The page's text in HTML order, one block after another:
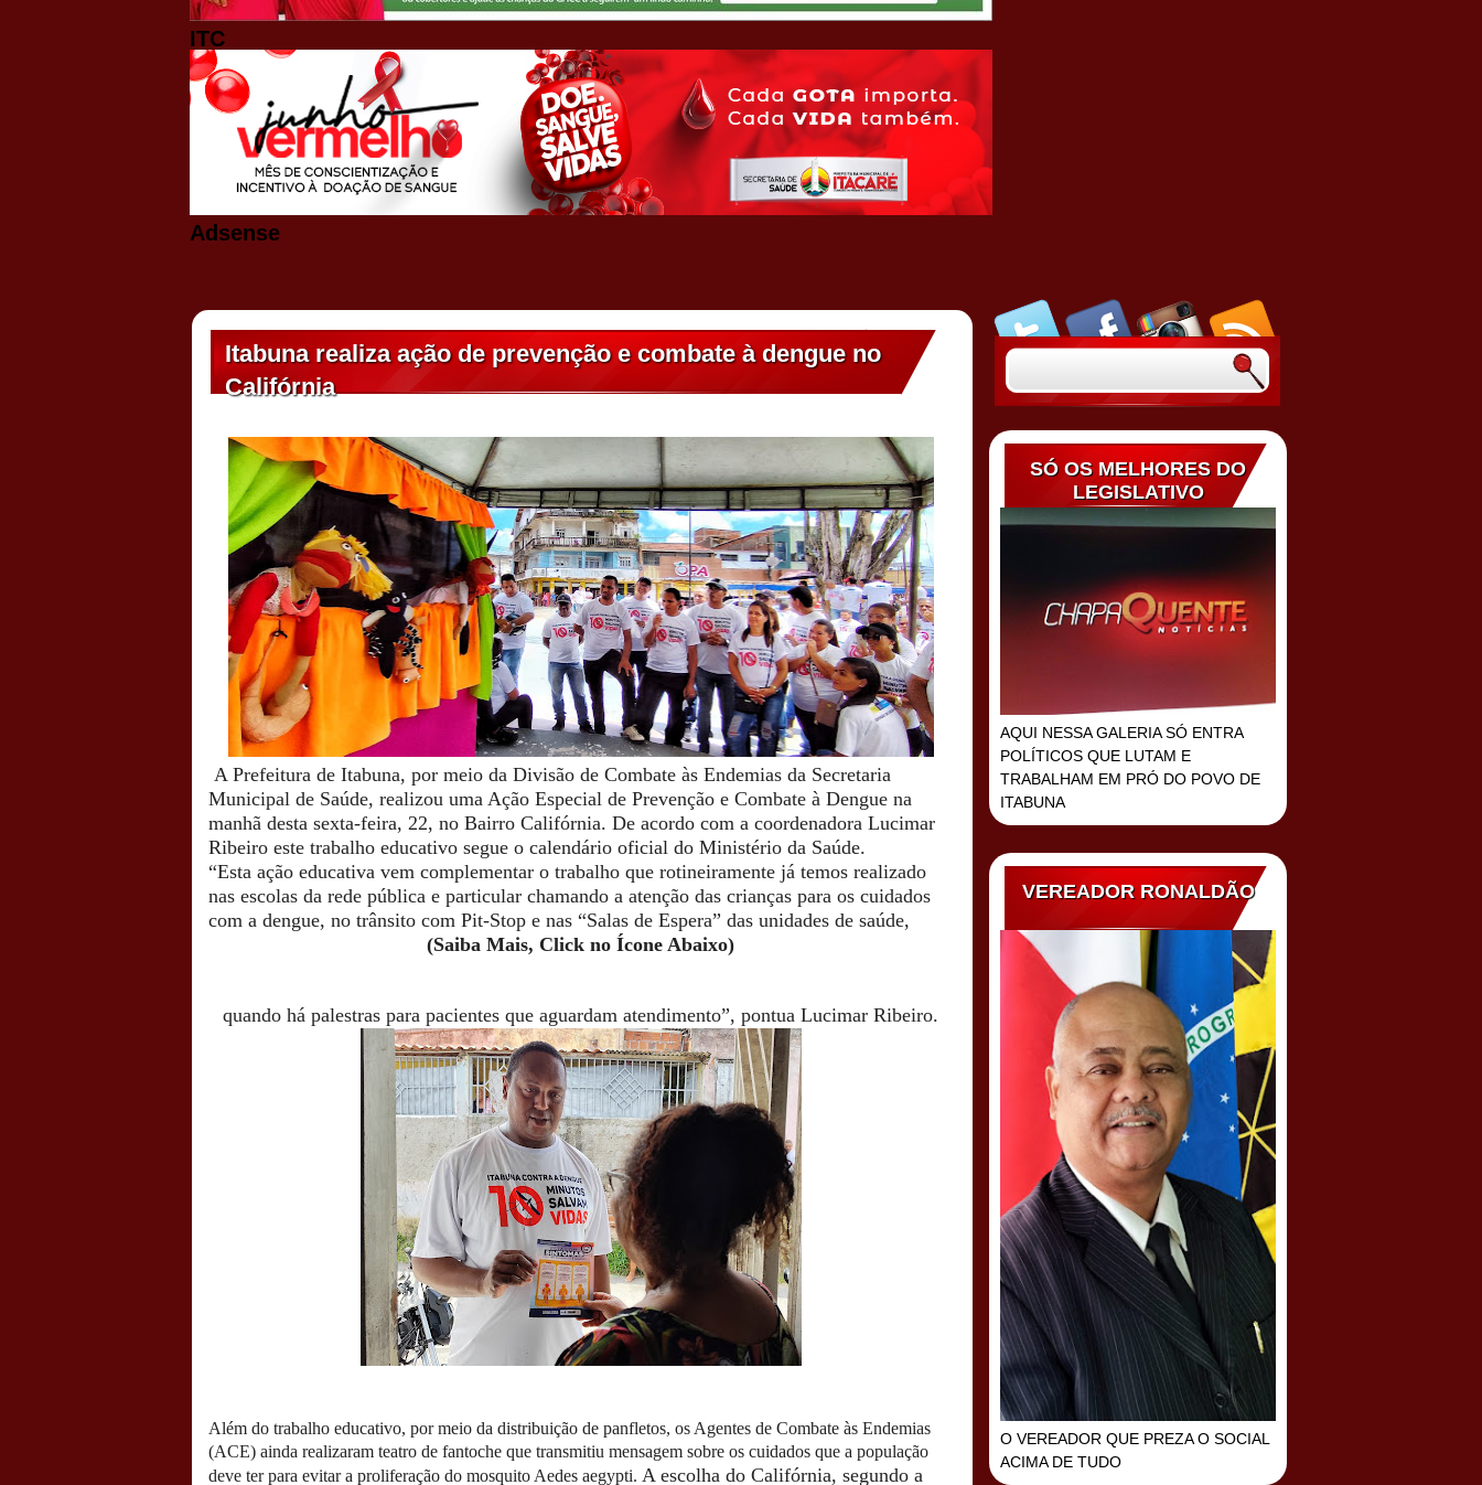
ITC
Adsense
Itabuna realiza ação de prevenção e combate à dengue no
Califórnia
A Prefeitura de Itabuna, por meio da Divisão de Combate às Endemias da Secretaria
Municipal de Saúde, realizou uma Ação Especial de Prevenção e Combate à Dengue na
manhã desta sexta-feira, 22, no Bairro Califórnia. De acordo com a coordenadora Lucimar
Ribeiro este trabalho educativo segue o calendário oficial do Ministério da Saúde.
“Esta ação educativa vem complementar o trabalho que rotineiramente já temos realizado
nas escolas da rede pública e particular chamando a atenção das crianças para os cuidados
com a dengue, no trânsito com Pit-Stop e nas “Salas de Espera” das unidades de saúde,
(Saiba Mais, Click no Ícone Abaixo)
quando há palestras para pacientes que aguardam atendimento”, pontua Lucimar Ribeiro.
Além do trabalho educativo, por meio da distribuição de panfletos, os Agentes de Combate às Endemias
(ACE) ainda realizaram teatro de fantoche que transmitiu mensagem sobre os cuidados que a população
deve ter para evitar a proliferação do mosquito Aedes aegypti. A escolha do Califórnia, segundo a
SÓ OS MELHORES DO
LEGISLATIVO
AQUI NESSA GALERIA SÓ ENTRA
POLÍTICOS QUE LUTAM E
TRABALHAM EM PRÓ DO POVO DE
ITABUNA
VEREADOR RONALDÃO
O VEREADOR QUE PREZA O SOCIAL
ACIMA DE TUDO